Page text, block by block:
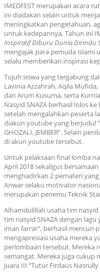
IMEDFEST merupakan acara
ini diadakan selain untuk
meningkatkan pengetahuan,
untuk kedepannya. Tahun ini
Inspiratif Diburu Dunia Dirindu
mengajak para pemuda islami
selalu memberikan inspirasi
Tujuh siswa yang tergabung
Lavinia Azzahrah, Aqila
dan Arum Kusuma, serta
Nasyid SNAZA berhasil lolos
setelah mengalahkan peserta
diakun youtube yang berjudul
GHOZALI, JEMBER”. Selain
di akun youtube tersebut.
Untuk pelaksaan final lomba
April 2018 sekaligus
menghadirkan 2 pemateri
Anwar selaku motivator
merupakan penemu Teknik
Alhamdulillah usaha tim
tim nasyid SNAZA dengan
iman farrar”, berhasil mencuri
mengapresiasi usaha mereka
perlombaan tersebut. Mereka
semangat. Mereka juga cukup
juara III “Tutur Firdaus